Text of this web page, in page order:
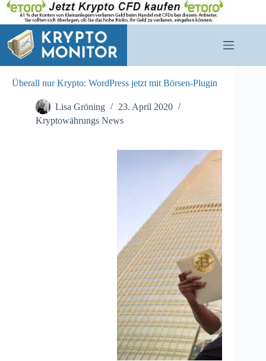
Zum
Inhalt
springen
Überall nur Krypto: WordPress jetzt mit Börsen-Plugin
Lisa Gröning
23. April 2020
Kryptowährungs News